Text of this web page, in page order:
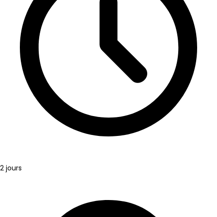
2 jours